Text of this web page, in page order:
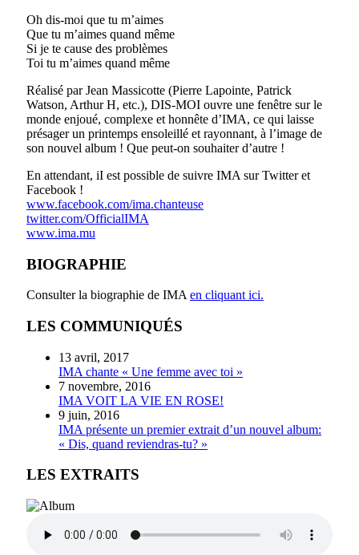
Oh dis-moi que tu m’aimes
Que tu m’aimes quand même
Si je te cause des problèmes
Toi tu m’aimes quand même
Réalisé par Jean Massicotte (Pierre Lapointe, Patrick
Watson, Arthur H, etc.), DIS-MOI ouvre une fenêtre sur le
monde enjoué, complexe et honnête d’IMA, ce qui laisse
présager un printemps ensoleillé et rayonnant, à l’image de
son nouvel album ! Que peut-on souhaiter d’autre !
En attendant, iI est possible de suivre IMA sur Twitter et
Facebook !
www.facebook.com/ima.chanteuse
twitter.com/OfficialIMA
www.ima.mu
BIOGRAPHIE
Consulter la biographie de IMA en cliquant ici.
LES COMMUNIQUÉS
13 avril, 2017
IMA chante « Une femme avec toi »
7 novembre, 2016
IMA VOIT LA VIE EN ROSE!
9 juin, 2016
IMA présente un premier extrait d’un nouvel album:
« Dis, quand reviendras-tu? »
LES EXTRAITS